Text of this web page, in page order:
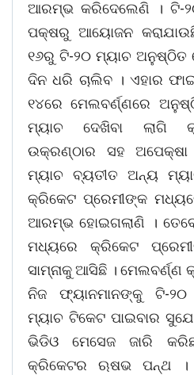
ଆରମ୍ଭ କରିଦେଲେଣି । ଟି-
ପକ୍ଷରୁ ଆୟୋଜନ
୧୬ରୁ ଟି-୨୦ ମ୍ୟାଚ ଅନୁଷ୍ଠିତ
ଦିନ ଧରି ଚାଲିବ । ଏହାର
୧୪ରେ ମେଲବର୍ଣ୍ଣରେ
ମ୍ୟାଚ ଦେଖିବା ଲାଗି
ଉକ୍ରଣ୍ଠାର ସହ
ମ୍ୟାଚ ବ୍ୟତୀତ ଅନ୍ୟ
କ୍ରିକେଟ ପ୍ରେମୀଙ୍କ
ଆରମ୍ଭ ହୋଇଗଲାଣି ।
ମଧ୍ୟରେ କ୍ରିକେଟ
ସାମ୍ନାକୁ ଆସିଛି ।
ନିଜ ଫ୍ୟାନମାନଙ୍କୁ ଟି-
ମ୍ୟାଚ ଟିକେଟ ପାଇବାର
ଭିଡିଓ ମେସେଜ ଜାରି
କ୍ରିକେଟର ଋଷଭ ପନ୍ଥ ।